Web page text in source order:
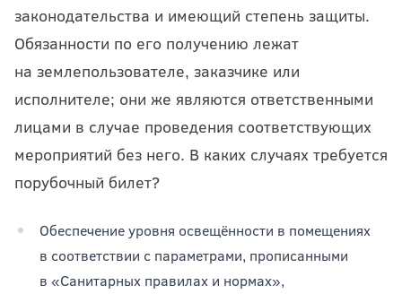
законодательства и имеющий степень защиты.
Обязанности по его получению лежат
на землепользователе, заказчике или
исполнителе; они же являются ответственными
лицами в случае проведения соответствующих
мероприятий без него. В каких случаях требуется
порубочный билет?
Обеспечение уровня освещённости в помещениях
в соответствии с параметрами, прописанными
в «Санитарных правилах и нормах»,